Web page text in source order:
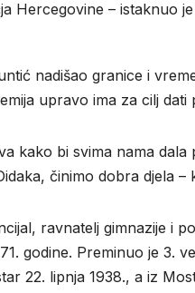
Hercegovine – istaknuo
nadišao granice i
upravo ima za cilj dati
kako bi svima nama
činimo dobra djela –
ravnatelj gimnazije i
godine. Preminuo je 3.
22. lipnja 1938., a iz